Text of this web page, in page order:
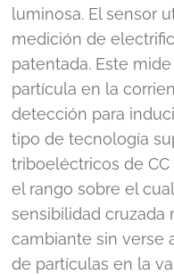
luminosa. El sensor
medición de
patentada. Este
partícula en la
detección para
tipo de tecnología
triboeléctricos de
el rango sobre el
sensibilidad cruzada
cambiante sin verse
de partículas en la